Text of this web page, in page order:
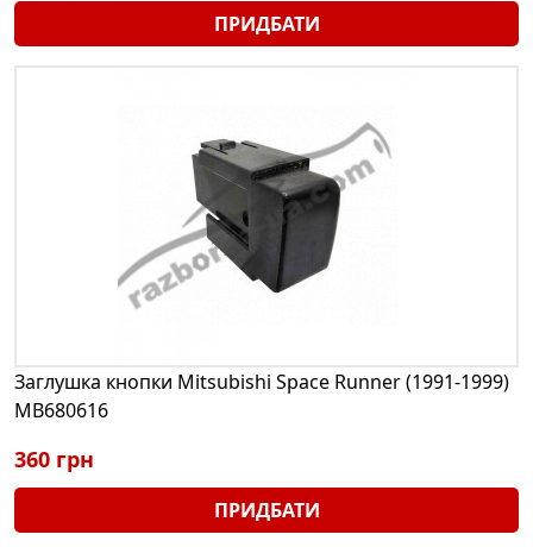
ПРИДБАТИ
Заглушка кнопки Mitsubishi Space Runner (1991-1999)
MB680616
360 грн
ПРИДБАТИ